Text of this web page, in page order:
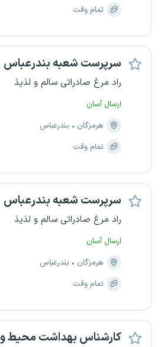
تمام وقت
سرپرست شعبه بندرعباس
راد مرغ صادراتی سالم و لذیذ
ارسال آسان
هرمزگان
بندرعباس
تمام وقت
سرپرست شعبه بندرعباس
راد مرغ صادراتی سالم و لذیذ
ارسال آسان
هرمزگان
بندرعباس
تمام وقت
کارشناس بهداشت محیط و